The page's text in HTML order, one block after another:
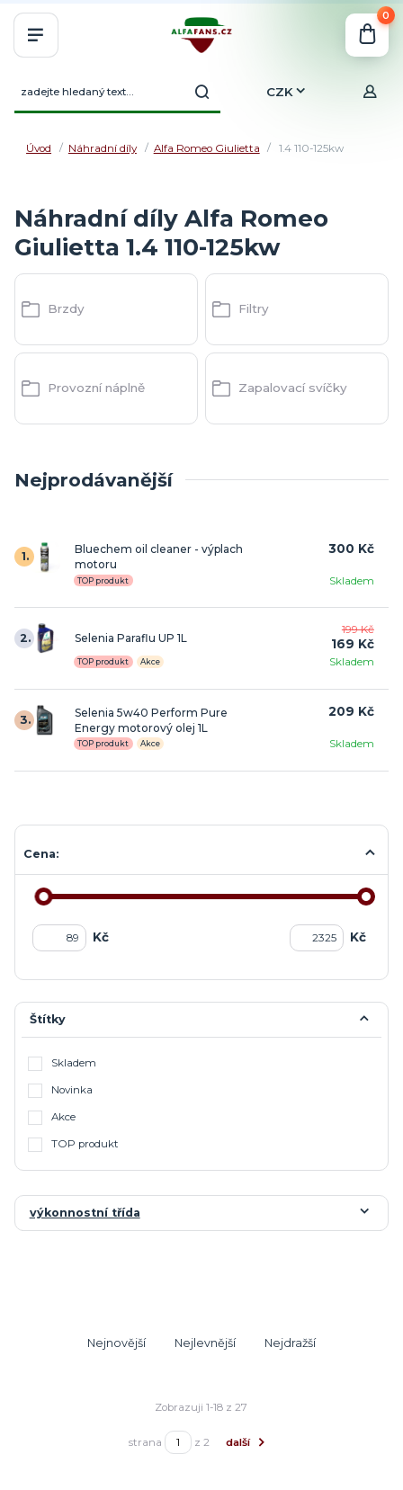
CZK
0
Úvod Náhradní díly Alfa Romeo Giulietta 1.4 110-125kw
Náhradní díly Alfa Romeo
Giulietta 1.4 110-125kw
Brzdy Filtry
Provozní náplně Zapalovací svíčky
Nejprodávanější
1.
Bluechem oil cleaner - výplach
motoru
Skladem
TOP produkt
300 Kč
2. Selenia Paraflu UP 1L
Skladem
TOP produkt Akce
199 Kč
169 Kč
3.
Selenia 5w40 Perform Pure
Energy motorový olej 1L
Skladem
TOP produkt Akce
209 Kč
Cena:
Kč Kč
Štítky
Skladem
Novinka
Akce
TOP produkt
výkonnostní třída
Nejnovější Nejlevnější Nejdražší
Zobrazuji 1-18 z 27
strana z 2 další